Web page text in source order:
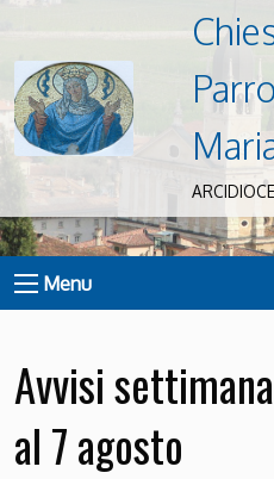
Menu
Avvisi
al 7 agosto